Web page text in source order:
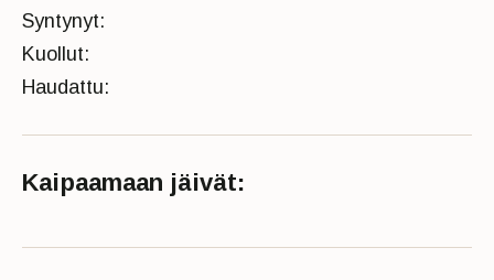
Syntynyt:
Kuollut:
Haudattu:
Kaipaamaan jäivät: